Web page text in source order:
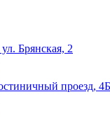
Брянская, 2
проезд, 4Б